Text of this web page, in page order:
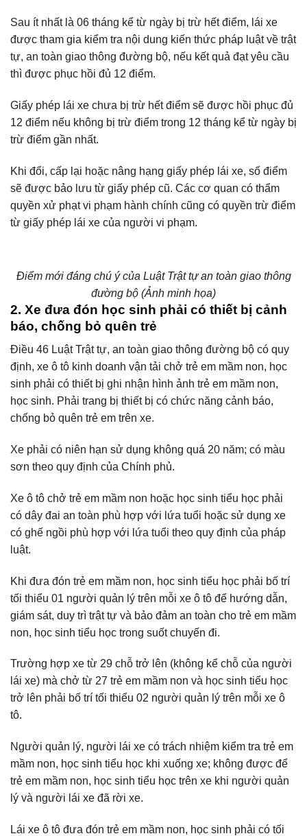
Sau ít nhất là 06 tháng kể từ ngày bị trừ hết điểm, lái xe
được tham gia kiểm tra nội dung kiến thức pháp luật về trật
tự, an toàn giao thông đường bộ, nếu kết quả đạt yêu cầu
thì được phục hồi đủ 12 điểm.
Giấy phép lái xe chưa bị trừ hết điểm sẽ được hồi phục đủ
12 điểm nếu không bị trừ điểm trong 12 tháng kể từ ngày bị
trừ điểm gần nhất.
Khi đổi, cấp lại hoặc nâng hạng giấy phép lái xe, số điểm
sẽ được bảo lưu từ giấy phép cũ. Các cơ quan có thẩm
quyền xử phạt vi phạm hành chính cũng có quyền trừ điểm
từ giấy phép lái xe của người vi phạm.
Điểm mới đáng chú ý của Luật Trật tự an toàn giao thông
đường bộ (Ảnh minh họa)
2. Xe đưa đón học sinh phải có thiết bị cảnh
báo, chống bỏ quên trẻ
Điều 46 Luật Trật tự, an toàn giao thông đường bộ có quy
định, xe ô tô kinh doanh vận tải chở trẻ em mầm non, học
sinh phải có thiết bị ghi nhận hình ảnh trẻ em mầm non,
học sinh. Phải trang bị thiết bị có chức năng cảnh báo,
chống bỏ quên trẻ em trên xe.
Xe phải có niên hạn sử dụng không quá 20 năm; có màu
sơn theo quy định của Chính phủ.
Xe ô tô chở trẻ em mầm non hoặc học sinh tiểu học phải
có dây đai an toàn phù hợp với lứa tuổi hoặc sử dụng xe
có ghế ngồi phù hợp với lứa tuổi theo quy định của pháp
luật.
Khi đưa đón trẻ em mầm non, học sinh tiểu học phải bố trí
tối thiểu 01 người quản lý trên mỗi xe ô tô để hướng dẫn,
giám sát, duy trì trật tự và bảo đảm an toàn cho trẻ em mầm
non, học sinh tiểu học trong suốt chuyến đi.
Trường hợp xe từ 29 chỗ trở lên (không kể chỗ của người
lái xe) mà chở từ 27 trẻ em mầm non và học sinh tiểu học
trở lên phải bố trí tối thiểu 02 người quản lý trên mỗi xe ô
tô.
Người quản lý, người lái xe có trách nhiệm kiểm tra trẻ em
mầm non, học sinh tiểu học khi xuống xe; không được để
trẻ em mầm non, học sinh tiểu học trên xe khi người quản
lý và người lái xe đã rời xe.
Lái xe ô tô đưa đón trẻ em mầm non, học sinh phải có tối